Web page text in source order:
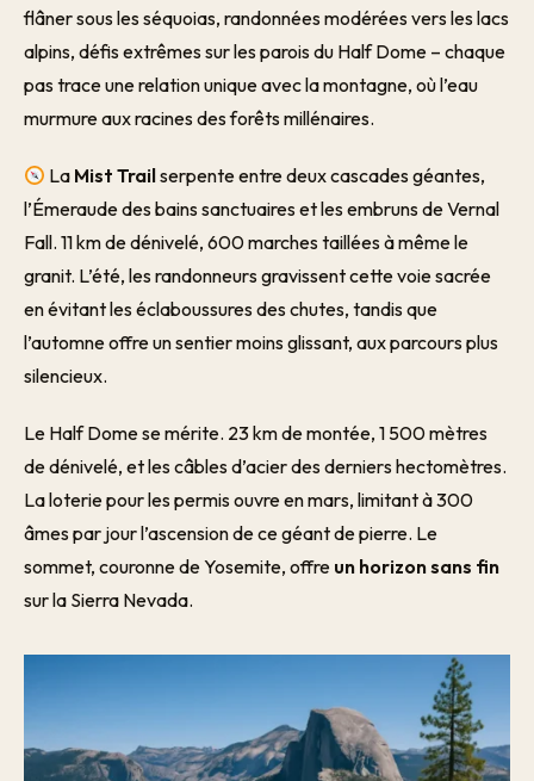
flâner sous les séquoias, randonnées modérées vers les lacs
alpins, défis extrêmes sur les parois du Half Dome – chaque
pas trace une relation unique avec la montagne, où l’eau
murmure aux racines des forêts millénaires.
La Mist Trailserpente entre deux cascades géantes,
l’Émeraude des bains sanctuaires et les embruns de Vernal
Fall. 11 km de dénivelé, 600 marches taillées à même le
granit. L’été, les randonneurs gravissent cette voie sacrée
en évitant les éclaboussures des chutes, tandis que
l’automne offre un sentier moins glissant, aux parcours plus
silencieux.
Le Half Dome se mérite. 23 km de montée, 1 500 mètres
de dénivelé, et les câbles d’acier des derniers hectomètres.
La loterie pour les permis ouvre en mars, limitant à 300
âmes par jour l’ascension de ce géant de pierre. Le
sommet, couronne de Yosemite, offre un horizon sans fin
sur la Sierra Nevada.